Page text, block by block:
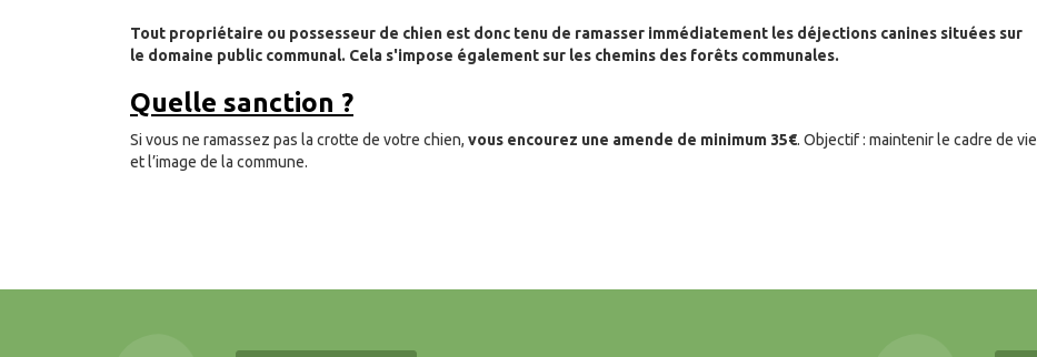
Tout propriétaire ou possesseur de chien est donc tenu de ramasser immédiatement les déjections canines situées sur
le domaine public communal. Cela s'impose également sur les chemins des forêts communales.
Quelle sanction ?
Si vous ne ramassez pas la crotte de votre chien, vous encourez une amende de minimum 35€. Objectif : maintenir le cadre de vie
et l’image de la commune.